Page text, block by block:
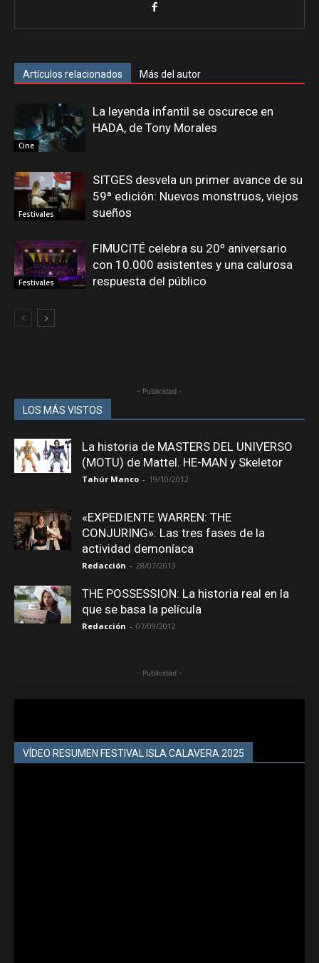
Artículos relacionados Más del autor
Cine
La leyenda infantil se oscurece en
HADA, de Tony Morales
Festivales
SITGES desvela un primer avance de su
59ª edición: Nuevos monstruos, viejos
sueños
Festivales
FIMUCITÉ celebra su 20º aniversario
con 10.000 asistentes y una calurosa
respuesta del público
- Publicidad -
LOS MÁS VISTOS
La historia de MASTERS DEL UNIVERSO
(MOTU) de Mattel. HE-MAN y Skeletor
Tahúr Manco - 19/10/2012
«EXPEDIENTE WARREN: THE
CONJURING»: Las tres fases de la
actividad demoníaca
Redacción - 28/07/2013
THE POSSESSION: La historia real en la
que se basa la película
Redacción - 07/09/2012
- Publicidad -
VÍDEO RESUMEN FESTIVAL ISLA CALAVERA 2025